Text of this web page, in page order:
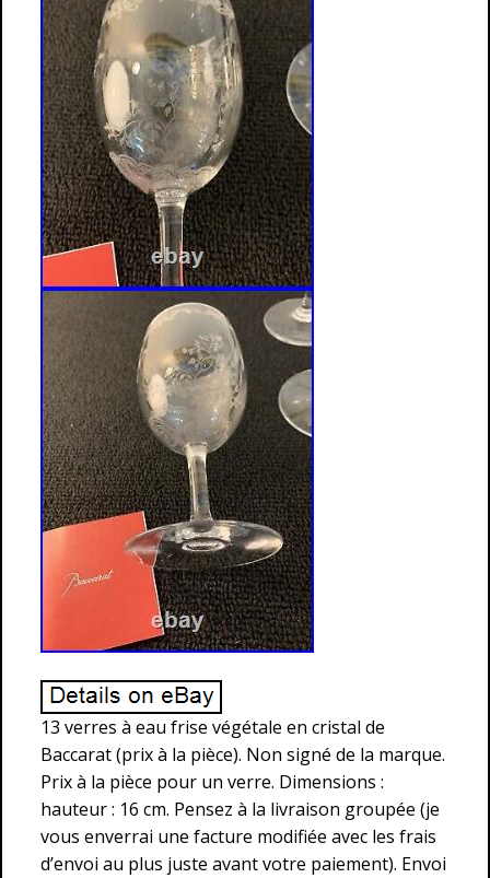
13 verres à eau frise végétale en cristal de
Baccarat (prix à la pièce). Non signé de la marque.
Prix à la pièce pour un verre. Dimensions :
hauteur : 16 cm. Pensez à la livraison groupée (je
vous enverrai une facture modifiée avec les frais
d’envoi au plus juste avant votre paiement). Envoi